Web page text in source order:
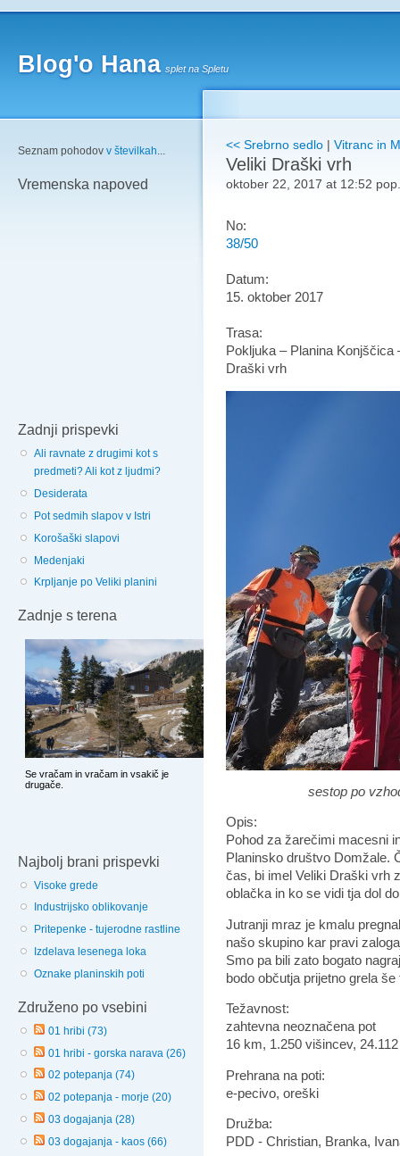
Blog'o Hana splet na Spletu
Seznam pohodov v številkah...
Vremenska napoved
Zadnji prispevki
Ali ravnate z drugimi kot s
predmeti? Ali kot z ljudmi?
Desiderata
Pot sedmih slapov v Istri
Korošaški slapovi
Medenjaki
Krpljanje po Veliki planini
Zadnje s terena
Najbolj brani prispevki
Visoke grede
Industrijsko oblikovanje
Pritepenke - tujerodne rastline
Izdelava lesenega loka
Oznake planinskih poti
Združeno po vsebini
01 hribi (73)
01 hribi - gorska narava (26)
02 potepanja (74)
02 potepanja - morje (20)
03 dogajanja (28)
03 dogajanja - kaos (66)
<< Srebrno sedlo | Vitranc in
Veliki Draški vrh
oktober 22, 2017 at 12:52 pop.
No:
38/50
Datum:
15. oktober 2017
Trasa:
Pokljuka – Planina
Draški vrh
sestop po
Opis:
Pohod za žarečimi macesni
Planinsko društvo Domžale.
čas, bi imel Veliki Draški vrh
oblačka in ko se vidi tja dol
Jutranji mraz je kmalu
našo skupino kar pravi
Smo pa bili zato bogato
bodo občutja prijetno grela
Težavnost:
zahtevna neoznačena pot
16 km, 1.250 višincev,
Prehrana na poti:
e-pecivo, oreški
Družba:
PDD - Christian, Branka,